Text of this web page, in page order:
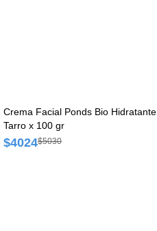
Crema Facial Ponds Bio Hidratante
Tarro x 100 gr
$4024$5030